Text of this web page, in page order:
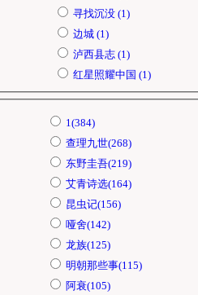
寻找沉没 (1)
边城 (1)
泸西县志 (1)
红星照耀中国 (1)
1(384)
查理九世(268)
东野圭吾(219)
艾青诗选(164)
昆虫记(156)
哑舍(142)
龙族(125)
明朝那些事(115)
阿衰(105)